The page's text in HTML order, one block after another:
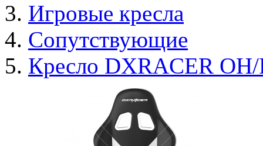
Игровые кресла
Сопутствующие
Кресло DXRACER